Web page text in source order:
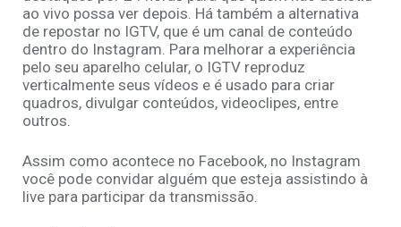
ao vivo possa ver depois. Há também a alternativa
de repostar no IGTV, que é um canal de conteúdo
dentro do Instagram. Para melhorar a experiência
pelo seu aparelho celular, o IGTV reproduz
verticalmente seus vídeos e é usado para criar
quadros, divulgar conteúdos, videoclipes, entre
outros.
Assim como acontece no Facebook, no Instagram
você pode convidar alguém que esteja assistindo à
live para participar da transmissão.